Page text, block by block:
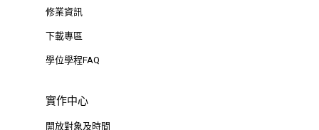
修業資訊
下載專區
學位學程FAQ
實作中心
開放對象及時間